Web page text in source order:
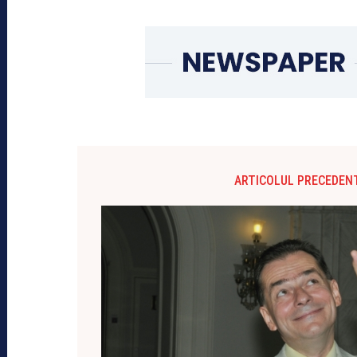
ARTICOLUL